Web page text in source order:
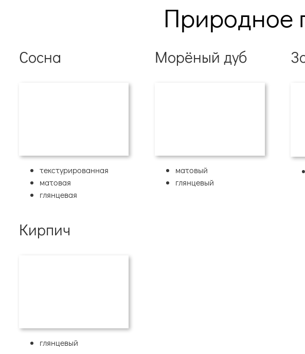
Природное
Сосна
текстурированная
матовая
глянцевая
Морёный дуб
матовый
глянцевый
Кирпич
глянцевый